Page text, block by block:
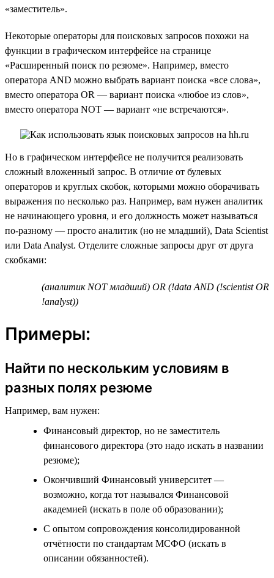
«заместитель».
Некоторые операторы для поисковых запросов похожи на
функции в графическом интерфейсе на странице
«Расширенный поиск по резюме». Например, вместо
оператора AND можно выбрать вариант поиска «все слова»,
вместо оператора OR — вариант поиска «любое из слов»,
вместо оператора NOT — вариант «не встречаются».
Но в графическом интерфейсе не получится реализовать
сложный вложенный запрос. В отличие от булевых
операторов и круглых скобок, которыми можно оборачивать
выражения по несколько раз. Например, вам нужен аналитик
не начинающего уровня, и его должность может называться
по-разному — просто аналитик (но не младший), Data Scientist
или Data Analyst. Отделите сложные запросы друг от друга
скобками:
(аналитик NOT младший) OR (!data AND (!scientist OR
!analyst))
Примеры:
Найти по нескольким условиям в
разных полях резюме
Например, вам нужен:
Финансовый директор, но не заместитель
финансового директора (это надо искать в названии
резюме);
Окончивший Финансовый университет —
возможно, когда тот назывался Финансовой
академией (искать в поле об образовании);
С опытом сопровождения консолидированной
отчётности по стандартам МСФО (искать в
описании обязанностей).